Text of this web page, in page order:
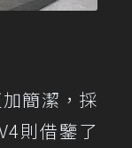
簡潔，採
則借鑒了